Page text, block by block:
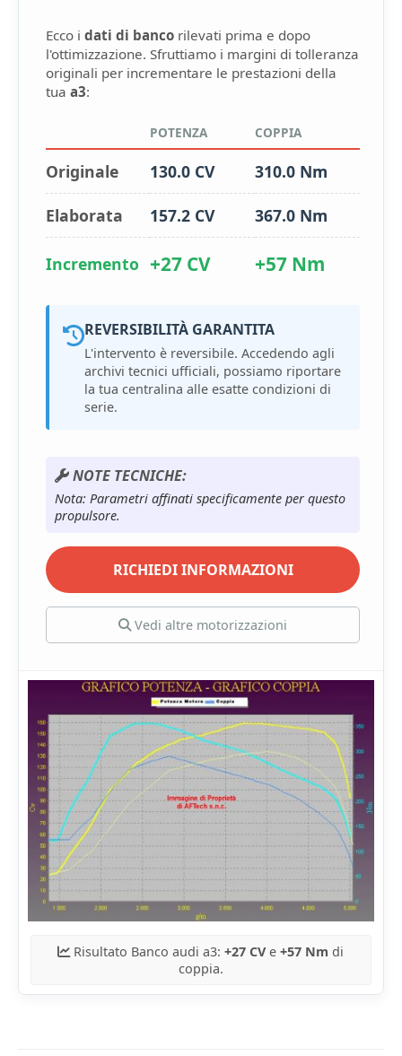
Ecco i dati di banco rilevati prima e dopo
l'ottimizzazione. Sfruttiamo i margini di tolleranza
originali per incrementare le prestazioni della
tua a3:
POTENZA COPPIA
Originale 130.0 CV 310.0 Nm
Elaborata 157.2 CV 367.0 Nm
Incremento +27 CV +57 Nm
REVERSIBILITÀ GARANTITA
L'intervento è reversibile. Accedendo agli
archivi tecnici ufficiali, possiamo riportare
la tua centralina alle esatte condizioni di
serie.
NOTE TECNICHE:
Nota: Parametri affinati specificamente per questo
propulsore.
RICHIEDI INFORMAZIONI
Vedi altre motorizzazioni
Risultato Banco audi a3:+27 CVe+57 Nm di
coppia.